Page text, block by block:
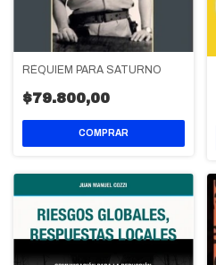
RÉQUIEM PARA SATURNO
$79.800,00